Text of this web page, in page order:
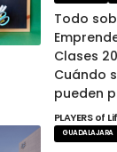
Todo
Clases
Cuándo
pueden
PLAYERS of
GUADALAJARA